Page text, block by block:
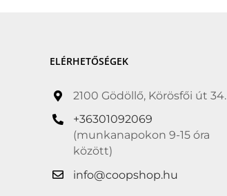
ELÉRHETŐSÉGEK
2100 Gödöllő, Körösfői út 34.
+36301092069
(munkanapokon 9-15 óra
között)
info@coopshop.hu